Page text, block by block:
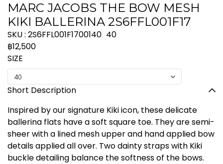
MARC JACOBS THE BOW MESH
KIKI BALLERINA 2S6FFL001F17
SKU : 2S6FFL001F1700140 40
฿12,500
SIZE
40
Short Description
Inspired by our signature Kiki icon, these delicate
ballerina flats have a soft square toe. They are semi-
sheer with a lined mesh upper and hand applied bow
details applied all over. Two dainty straps with Kiki
buckle detailing balance the softness of the bows.